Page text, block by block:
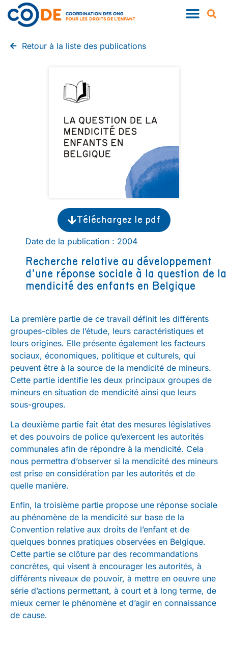
Retour à la liste des publications
Téléchargez le pdf
Date de la publication : 2004
Recherche relative au développement
d’une réponse sociale à la question de la
mendicité des enfants en Belgique
La première partie de ce travail définit les différents
groupes-cibles de l’étude, leurs caractéristiques et
leurs origines. Elle présente également les facteurs
sociaux, économiques, politique et culturels, qui
peuvent être à la source de la mendicité de mineurs.
Cette partie identifie les deux principaux groupes de
mineurs en situation de mendicité ainsi que leurs
sous-groupes.
La deuxième partie fait état des mesures législatives
et des pouvoirs de police qu’exercent les autorités
communales afin de répondre à la mendicité. Cela
nous permettra d’observer si la mendicité des mineurs
est prise en considération par les autorités et de
quelle manière.
Enfin, la troisième partie propose une réponse sociale
au phénomène de la mendicité sur base de la
Convention relative aux droits de l’enfant et de
quelques bonnes pratiques observées en Belgique.
Cette partie se clôture par des recommandations
concrètes, qui visent à encourager les autorités, à
différents niveaux de pouvoir, à mettre en oeuvre une
série d’actions permettant, à court et à long terme, de
mieux cerner le phénomène et d’agir en connaissance
de cause.